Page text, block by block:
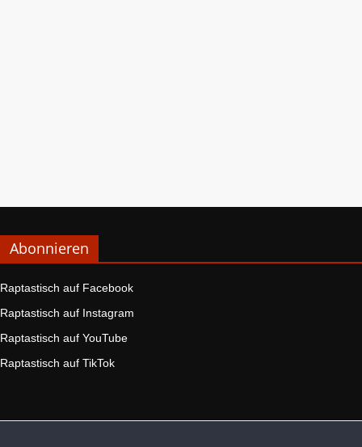
Abonnieren
Raptastisch auf Facebook
Raptastisch auf Instagram
Raptastisch auf YouTube
Raptastisch auf TikTok